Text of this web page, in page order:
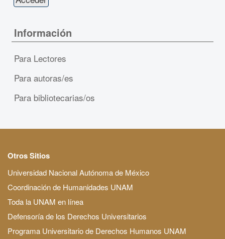
Información
Para Lectores
Para autoras/es
Para bibliotecarias/os
Otros Sitios
Universidad Nacional Autónoma de México
Coordinación de Humanidades UNAM
Toda la UNAM en línea
Defensoría de los Derechos Universitarios
Programa Universitario de Derechos Humanos UNAM